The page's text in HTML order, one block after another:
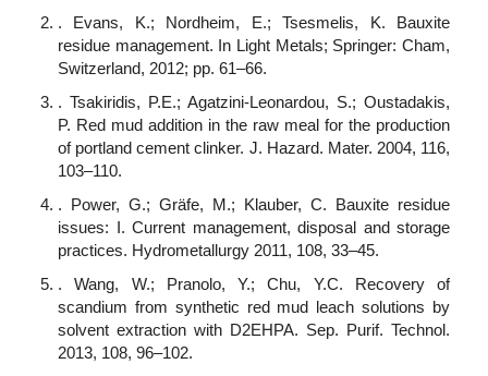
. Evans, K.; Nordheim, E.; Tsesmelis, K. Bauxite
residue management. In Light Metals; Springer: Cham,
Switzerland, 2012; pp. 61–66.
. Tsakiridis, P.E.; Agatzini-Leonardou, S.; Oustadakis,
P. Red mud addition in the raw meal for the production
of portland cement clinker. J. Hazard. Mater. 2004, 116,
103–110.
. Power, G.; Gräfe, M.; Klauber, C. Bauxite residue
issues: I. Current management, disposal and storage
practices. Hydrometallurgy 2011, 108, 33–45.
. Wang, W.; Pranolo, Y.; Chu, Y.C. Recovery of
scandium from synthetic red mud leach solutions by
solvent extraction with D2EHPA. Sep. Purif. Technol.
2013, 108, 96–102.